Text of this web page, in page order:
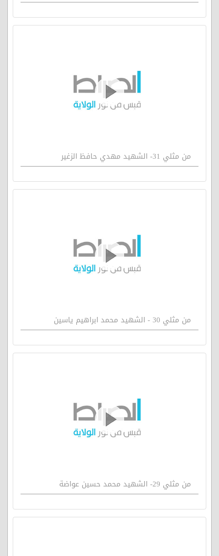
من مثلي 31- الشهيد مهدي حافظ الزغير
من مثلي 30 - الشهيد محمد ابراهيم ياسين
من مثلي 29- الشهيد محمد حسين عواضة